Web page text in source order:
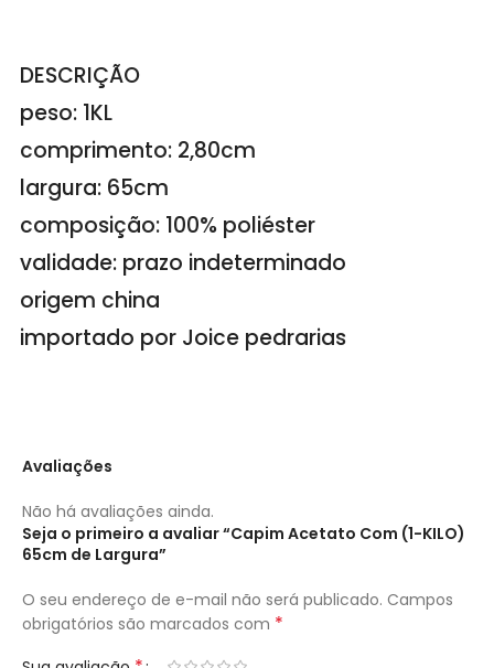
DESCRIÇÃO
peso: 1KL
comprimento: 2,80cm
largura: 65cm
composição: 100% poliéster
validade: prazo indeterminado
origem china
importado por Joice pedrarias
Avaliações
Não há avaliações ainda.
Seja o primeiro a avaliar “Capim Acetato Com (1-KILO)
65cm de Largura”
O seu endereço de e-mail não será publicado. Campos
obrigatórios são marcados com *